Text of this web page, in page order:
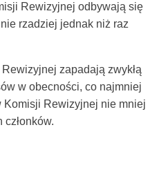
Rewizyjnej odbywają się
rzadziej jednak niż raz
zapadają zwykłą
w obecności, co najmniej
Komisji Rewizyjnej nie mniej